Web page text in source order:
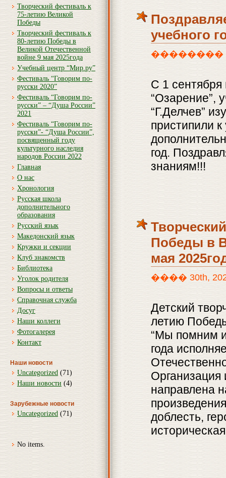
Творческий фестиваль к
75-летию Великой
Победы
Творческий фестиваль к
80-летию Победы в
Великой Отечественной
войне 9 мая 2025года
Учебный центр “Мир.ру”
Фестиваль “Говорим по-
русски 2020”
Фестиваль “Говорим по-
русски” – “Душа России”
2021
Фестиваль “Говорим по-
русски”- “Душа России”,
посвященный году
культурного наследия
народов России 2022
Главная
О нас
Хронология
Русская школа
дополнительного
образования
Русский язык
Македонский язык
Кружки и секции
Клуб знакомств
Библиотека
Уголок родителя
Вопросы и ответы
Справочная служба
Досуг
Наши коллеги
Фотогалерея
Контакт
Наши новости
Uncategorized (71)
Наши новости (4)
Зарубежные новости
Uncategorized (71)
No items.
учебного
�������� 8th,
С 1 сентября
“Озарение”,
“Г.Делчев”
пристипили
год.
знаниям!!!
Победы в
мая
���� 30th,
Детский
летию
“Мы помним и
года
Организация
направлена
доблесть,